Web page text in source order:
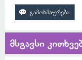
მსგავსი